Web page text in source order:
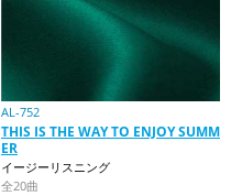
AL-752
THIS IS THE WAY TO ENJOY SUMM
ER
イージーリスニング
全20曲